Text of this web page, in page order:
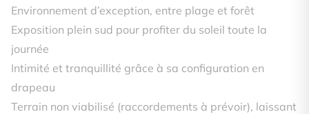
Environnement d’exception, entre plage et forêt
Exposition plein sud pour profiter du soleil toute la
journée
Intimité et tranquillité grâce à sa configuration en
drapeau
Terrain non viabilisé (raccordements à prévoir), laissant